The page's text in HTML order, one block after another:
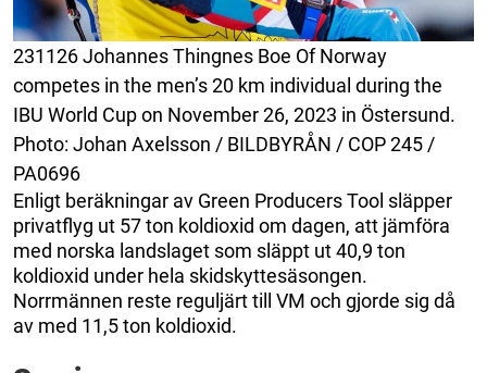
231126 Johannes Thingnes Boe Of Norway
competes in the men’s 20 km individual during the
IBU World Cup on November 26, 2023 in Östersund.
Photo: Johan Axelsson / BILDBYRÅN / COP 245 /
PA0696
Enligt beräkningar av Green Producers Tool släpper
privatflyg ut 57 ton koldioxid om dagen, att jämföra
med norska landslaget som släppt ut 40,9 ton
koldioxid under hela skidskyttesäsongen.
Norrmännen reste reguljärt till VM och gjorde sig då
av med 11,5 ton koldioxid.